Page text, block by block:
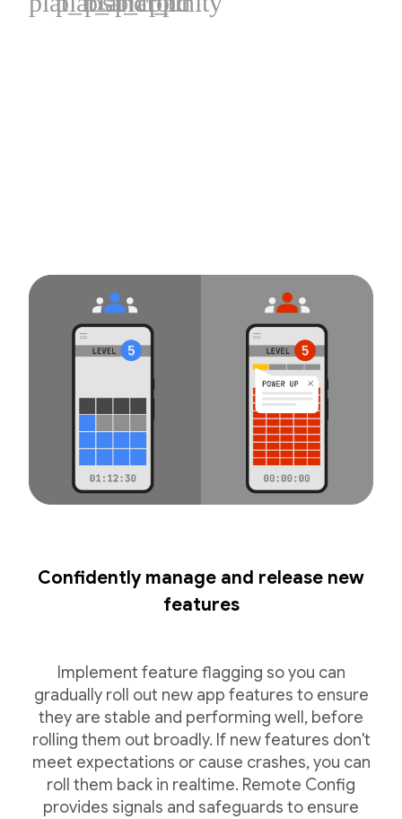
Confidently manage and release new
features
Implement feature flagging so you can
gradually roll out new app features to ensure
they are stable and performing well, before
rolling them out broadly. If new features don't
meet expectations or cause crashes, you can
roll them back in realtime. Remote Config
provides signals and safeguards to ensure